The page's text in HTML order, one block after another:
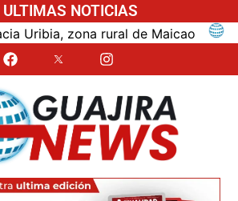
ULTIMAS NOTICIAS
zona rural de Maicao